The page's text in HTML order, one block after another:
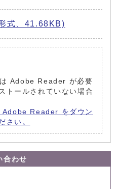
式、41.68KB)
Adobe Reader が必要
トールされていない場合
Adobe Reader をダウン
さい。
合わせ